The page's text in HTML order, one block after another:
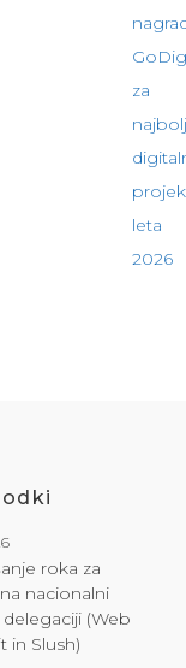
roka za
nacionalni
(Web
in Slush)